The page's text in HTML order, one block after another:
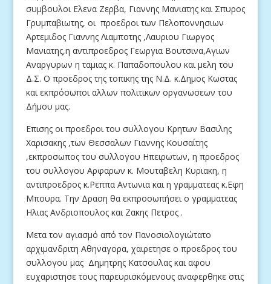
συμβουλοι Ελενα Ζερβα, Γιαννης Μανιατης και Σπυρος
Γρυμπαβιωτης, οι προεδροι των Πελοποννησιων
Αρτεμιδος Γιαννης Λιαμποτης ,Λαυριου Γιωργος
Μανιατης,η αντιπροεδρος Γεωργια Βουτσινα,Αγιων
Αναργυρων η ταμιας κ. Παπαδοπουλου και μελη του
Δ.Σ. Ο προεδρος της τοπικης της Ν.Δ. κ.Δημος Κωστας
και εκπρόσωποι αλλων πολιτικων οργανωσεων του
Δήμου μας.
Επισης οι προεδροι του συλλογου Κρητων Βασιλης
Χαρισακης ,των Θεσσαλων Γιαννης Κουσαίτης
,εκπροσωπος του συλλογου Ηπειρωτων, η προεδρος
του συλλογου Αρφαρων κ. Μουταβελη Κυριακη, η
αντιπροεδρος κ.Ρεππα Αντωνια και η γραμματεας κ.Εφη
Μπουρα. Την Δραση θα εκπροσωπήσει ο γραμματεας
Ηλιας Ανδριοπουλος και Ζακης Πετρος .
Μετα τον αγιασμό από τον Πανοσιολογιώτατο
αρχιμανδριτη Αθηναγορα, χαιρετησε ο προεδρος του
συλλογου μας Δημητρης Κατσουλας και αφου
ευχαριστησε τους παρευρισκόμενους αναφερθηκε στις